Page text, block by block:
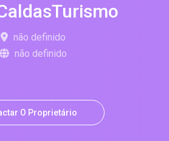
não definido
não definido
O Proprietário